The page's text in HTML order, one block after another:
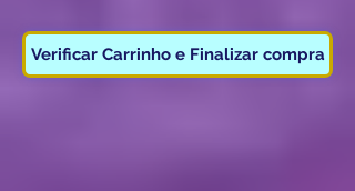
Verificar Carrinho e Finalizar compra